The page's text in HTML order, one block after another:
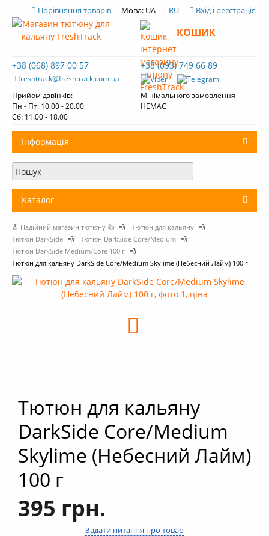
Порівняння товарів Мова: UA | RU Вхід і реєстрація
+38 (068) 897 00 57
freshtrack@freshtrack.com.ua
+38 (093) 749 66 89
Прийом дзвінків:
Пн - Пт: 10.00 - 20.00
Cб: 11.00 - 18.00
Мінімального замовлення
НЕМАЄ
КОШИК
Інформація
Про нас
Доставка і оплата
Огляди тютюну Fresh Track
Каталог
Тютюн для кальяну
Вугілля для кальяну
Кальяни
Комплектуючі для кальяну
🔝 Надійний магазин тютюну 👍 💨 Тютюн для кальяну 💨
Тютюн DarkSide 💨 Тютюн DarkSide Core/Medium 💨
Тютюн DarkSide Medium/Core 100 г 💨
Тютюн для кальяну DarkSide Core/Medium Skylime (Небесний Лайм) 100 г
Тютюн для кальяну
DarkSide Core/Medium
Skylime (Небесний Лайм)
100 г
395 грн.
Задати питання про товар